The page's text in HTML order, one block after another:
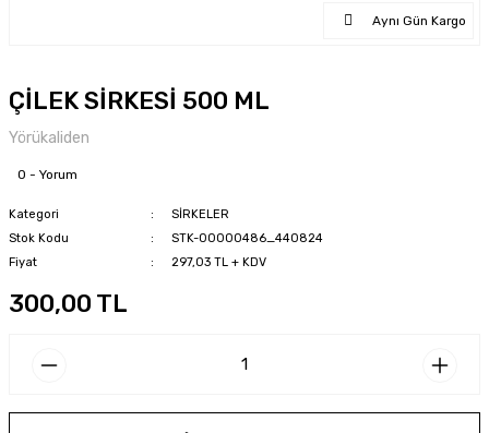
Aynı Gün Kargo
ÇİLEK SİRKESİ 500 ML
Yörükaliden
0 - Yorum
Kategori
SİRKELER
Stok Kodu
STK-00000486_440824
Fiyat
297,03 TL + KDV
300,00 TL